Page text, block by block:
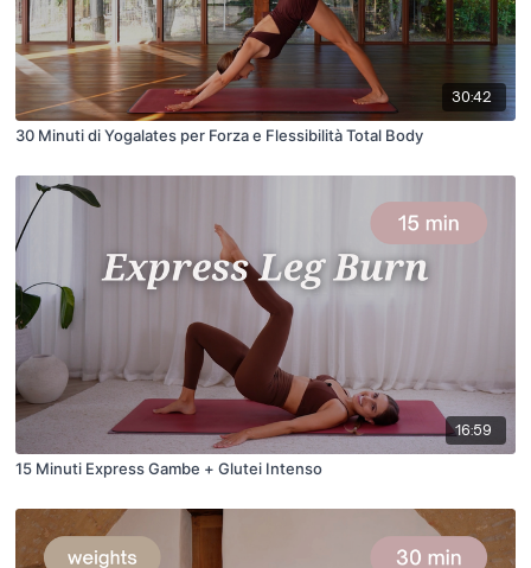
30:42
30 Minuti di Yogalates per Forza e Flessibilità Total Body
16:59
15 Minuti Express Gambe + Glutei Intenso